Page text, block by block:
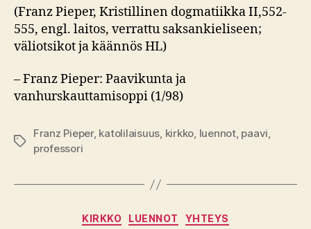
(Franz Pieper, Kristillinen dogmatiikka II,552-
555, engl. laitos, verrattu saksankieliseen;
väliotsikot ja käännös HL)
– Franz Pieper: Paavikunta ja
vanhurskauttamisoppi (1/98)
Avainsanat
Franz Pieper, katolilaisuus, kirkko, luennot, paavi,
professori
Kategoriat
KIRKKO LUENNOT YHTEYS